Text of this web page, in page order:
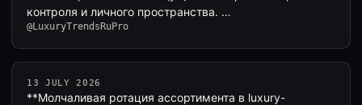
контроля и личного пространства. …
@LuxuryTrendsRuPro
13 JULY 2026
**Молчаливая ротация ассортимента в luxury-